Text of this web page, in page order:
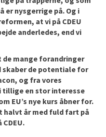
er nysgerrige på. Og i
at vi på CDEU
anderledes, end vi
mange forandringer
de potentiale for
og fra vores
en stor interesse
EU’s nye kurs åbner for.
halvt år med fuld fart på